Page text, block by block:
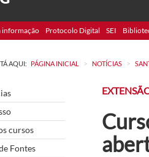
informação Protocolo Digital SEI
AQUI: PÁGINA INICIAL > NOTÍCIAS >
cursos
Fontes